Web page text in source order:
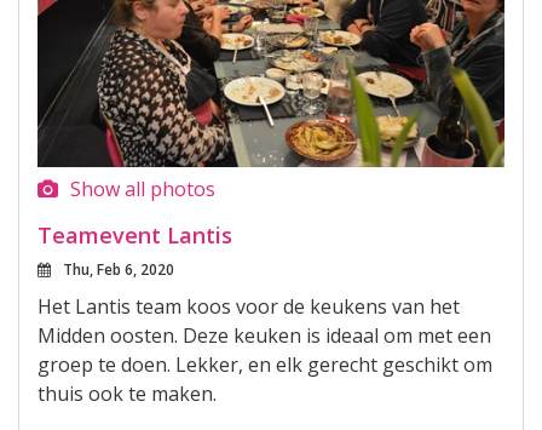
Show all photos
Teamevent Lantis
Thu, Feb 6, 2020
Het Lantis team koos voor de keukens van het
Midden oosten. Deze keuken is ideaal om met een
groep te doen. Lekker, en elk gerecht geschikt om
thuis ook te maken.